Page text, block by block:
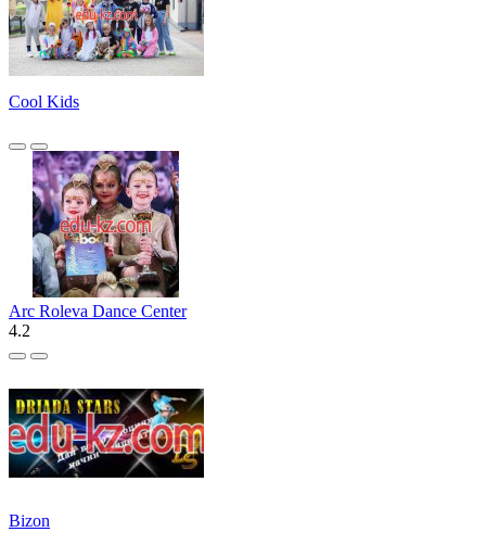
Cool Kids
Arc Roleva Dance Center
4.2
Bizon